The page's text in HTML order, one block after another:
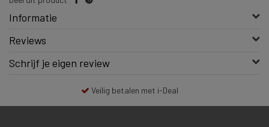
Informatie
Reviews
Schrijf je eigen review
Veilig betalen met i-Deal